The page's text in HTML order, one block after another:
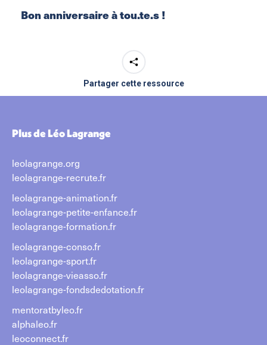
Bon anniversaire à tou.te.s !
Partager cette ressource
Plus de Léo Lagrange
leolagrange.org
leolagrange-recrute.fr
leolagrange-animation.fr
leolagrange-petite-enfance.fr
leolagrange-formation.fr
leolagrange-conso.fr
leolagrange-sport.fr
leolagrange-vieasso.fr
leolagrange-fondsdedotation.fr
mentoratbyleo.fr
alphaleo.fr
leoconnect.fr